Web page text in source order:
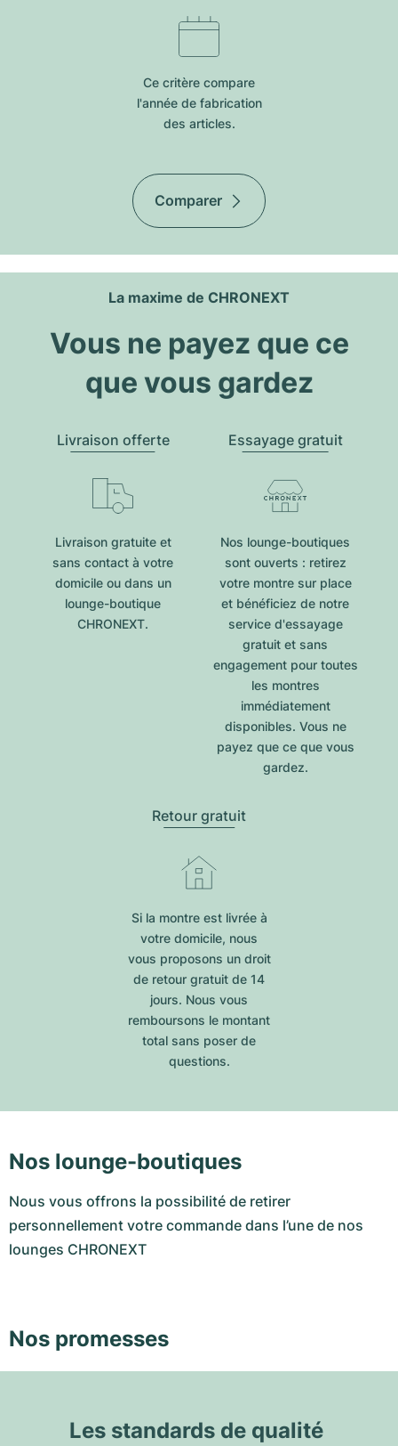
Ce critère compare
l'année de fabrication
des articles.
Comparer
La maxime de CHRONEXT
Vous ne payez que ce
que vous gardez
Livraison offerte
Livraison gratuite et
sans contact à votre
domicile ou dans un
lounge-boutique
CHRONEXT.
Essayage gratuit
Nos lounge-boutiques
sont ouverts : retirez
votre montre sur place
et bénéficiez de notre
service d'essayage
gratuit et sans
engagement pour toutes
les montres
immédiatement
disponibles. Vous ne
payez que ce que vous
gardez.
Retour gratuit
Si la montre est livrée à
votre domicile, nous
vous proposons un droit
de retour gratuit de 14
jours. Nous vous
remboursons le montant
total sans poser de
questions.
Nos lounge-boutiques
Nous vous offrons la possibilité de retirer
personnellement votre commande dans l’une de nos
lounges CHRONEXT
Nos promesses
Les standards de qualité